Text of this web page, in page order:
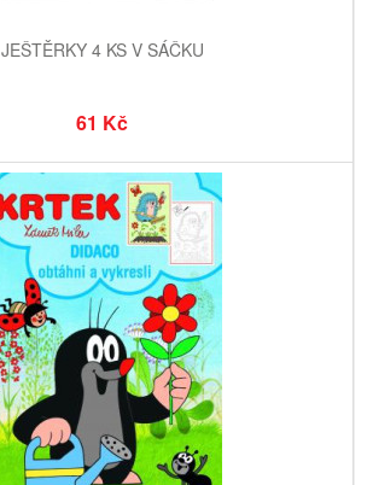
JEŠTĚRKY 4 KS V SÁČKU
61 Kč